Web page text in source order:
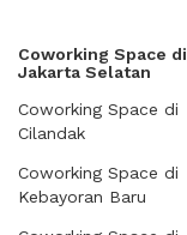
Coworking Space di
Jakarta Selatan
Coworking Space di
Cilandak
Coworking Space di
Kebayoran Baru